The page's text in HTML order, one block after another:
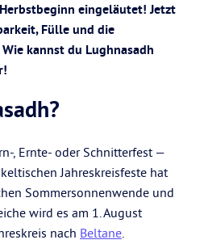
eingeläutet! Jetzt
Fülle und die
kannst du Lughnasadh
, Ernte- oder Schnitterfest —
Jahreskreisfeste hat
Sommersonnenwende und
wird es am 1. August
nach Beltane.